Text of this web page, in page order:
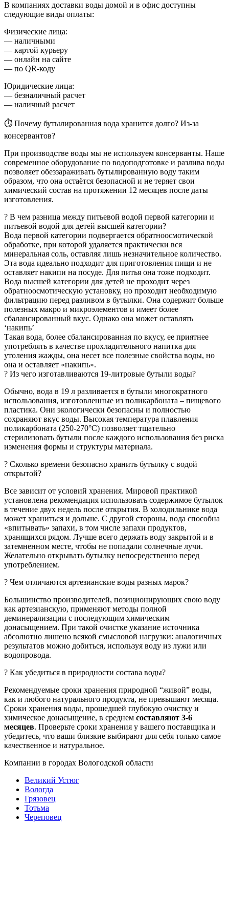
В компаниях доставки воды домой и в офис доступны
следующие виды оплаты:
Физические лица:
— наличными
— картой курьеру
— онлайн на сайте
— по QR-коду
Юридические лица:
— безналичный расчет
— наличный расчет
⏱ Почему бутылированная вода хранится долго? Из-за
консервантов?
При производстве воды мы не используем консерванты. Наше
современное оборудование по водоподготовке и разлива воды
позволяет обеззараживать бутылированную воду таким
образом, что она остаётся безопасной и не теряет свои
химический состав на протяжении 12 месяцев после даты
изготовления.
? В чем разница между питьевой водой первой категории и
питьевой водой для детей высшей категории?
Вода первой категории подвергается обратноосмотической
обработке, при которой удаляется практически вся
минеральная соль, оставляя лишь незначительное количество.
Эта вода идеально подходит для приготовления пищи и не
оставляет накипи на посуде. Для питья она тоже подходит.
Вода высшей категории для детей не проходит через
обратноосмотическую установку, но проходит необходимую
фильтрацию перед разливом в бутылки. Она содержит больше
полезных макро и микроэлементов и имеет более
сбалансированный вкус. Однако она может оставлять
‘накипь’
Такая вода, более сбалансированная по вкусу, ее приятнее
употреблять в качестве прохладительного напитка для
утоления жажды, она несет все полезные свойства воды, но
она и оставляет «накипь».
? Из чего изготавливаются 19-литровые бутыли воды?
Обычно, вода в 19 л разливается в бутыли многократного
использования, изготовленные из поликарбоната – пищевого
пластика. Они экологически безопасны и полностью
сохраняют вкус воды. Высокая температура плавления
поликарбоната (250-270°C) позволяет тщательно
стерилизовать бутыли после каждого использования без риска
изменения формы и структуры материала.
? Сколько времени безопасно хранить бутылку c водой
открытой?
Все зависит от условий хранения. Мировой практикой
установлена рекомендация использовать содержимое бутылок
в течение двух недель после открытия. В холодильнике вода
может храниться и дольше. С другой стороны, вода способна
«впитывать» запахи, в том числе запахи продуктов,
хранящихся рядом. Лучше всего держать воду закрытой и в
затемненном месте, чтобы не попадали солнечные лучи.
Желательно открывать бутылку непосредственно перед
употреблением.
? Чем отличаются артезианские воды разных марок?
Большинство производителей, позиционирующих свою воду
как артезианскую, применяют методы полной
деминерализации с последующим химическим
донасыщением. При такой очистке указание источника
абсолютно лишено всякой смысловой нагрузки: аналогичных
результатов можно добиться, используя воду из лужи или
водопровода.
? Как убедиться в природности состава воды?
Рекомендуемые сроки хранения природной “живой” воды,
как и любого натурального продукта, не превышают месяца.
Сроки хранения воды, прошедшей глубокую очистку и
химическое донасыщение, в среднем составляют 3-6
месяцев. Проверьте сроки хранения у вашего поставщика и
убедитесь, что ваши близкие выбирают для себя только самое
качественное и натуральное.
Компании в городах Вологодской области
Великий Устюг
Вологда
Грязовец
Тотьма
Череповец